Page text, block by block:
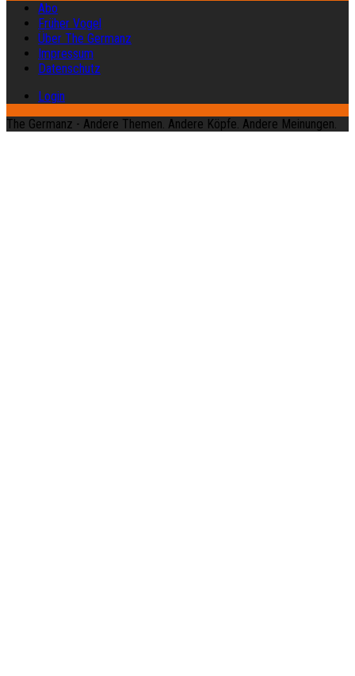
Abo
Früher Vogel
Über The Germanz
Impressum
Datenschutz
Login
The Germanz - Andere Themen. Andere Köpfe. Andere Meinungen.